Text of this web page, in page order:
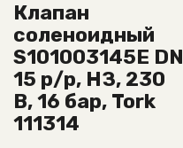
Клапан
соленоидный
S101003145E DN
15 р/р, НЗ, 230
В, 16 бар, Tork
111314